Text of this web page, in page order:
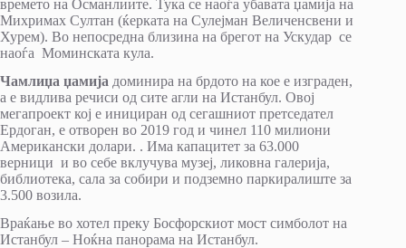
времето на Османлиите. Тука се наоѓа убавата џамија на
Михримах Султан (ќерката на Сулејман Величенсвени и
Хурем). Во непосредна близина на брегот на Ускудар се
наоѓа Моминската кула.
Чамлиџа џамија доминира на брдото на кое е изграден,
а е видлива речиси од сите агли на Истанбул. Овој
мегапроект кој е инициран од сегашниот претседател
Ердоган, е отворен во 2019 год и чинел 110 милиони
Американски долари. . Има капацитет за 63.000
верници и во себе вклучува музеј, ликовна галерија,
библиотека, сала за собири и подземно паркиралиште за
3.500 возила.
Враќање во хотел преку Босфорскиот мост симболот на
Истанбул – Ноќна панорама на Истанбул.